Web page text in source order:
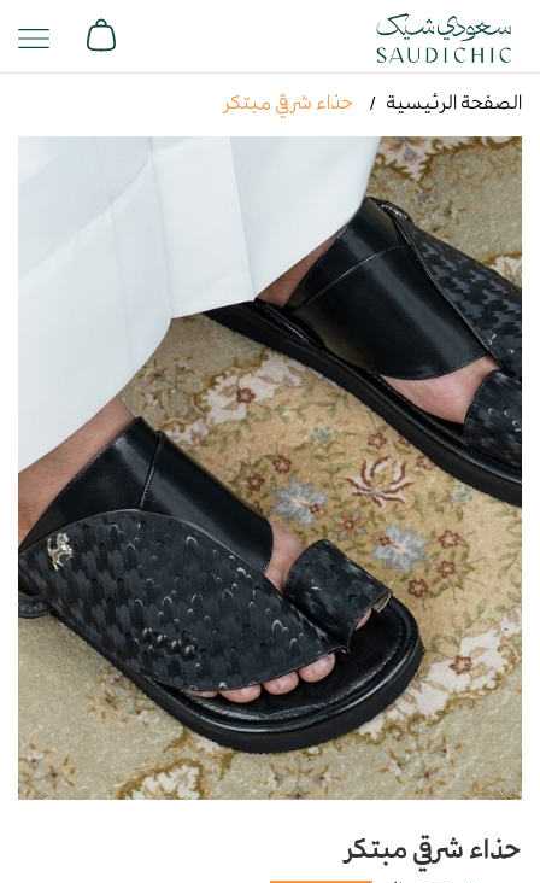
الصفحة الرئيسية حذاء شرقي مبتكر
حذاء شرقي مبتكر